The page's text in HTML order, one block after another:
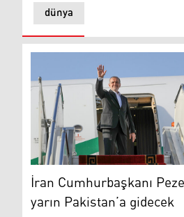
dünya
İran Cumhurbaşkanı
İran Cumhurbaşkanı
yarın Pakistan’a gidecek